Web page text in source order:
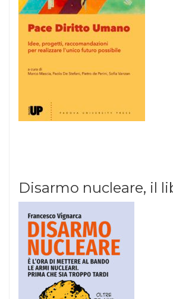
Disarmo nucleare, il